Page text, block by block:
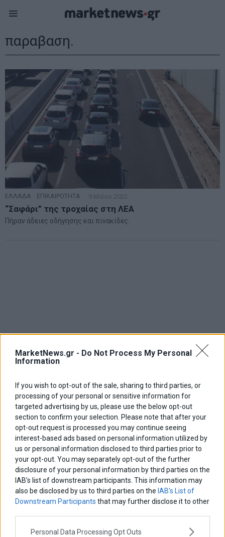
MarketNews.gr - Do Not Process My Personal
Information
If you wish to opt-out of the sale, sharing to third parties, or
processing of your personal or sensitive information for
targeted advertising by us, please use the below opt-out
section to confirm your selection. Please note that after your
opt-out request is processed you may continue seeing
interest-based ads based on personal information utilized by
us or personal information disclosed to third parties prior to
your opt-out. You may separately opt-out of the further
disclosure of your personal information by third parties on the
IAB’s list of downstream participants. This information may
also be disclosed by us to third parties on the IAB’s List of
Downstream Participants that may further disclose it to other
Personal Data Processing Opt Outs
παραβαση.
ΕΛΛΑΔΑ ΕΠΙΚΑΙΡΟΤΗΤΑ 9 Μαΐου 2022
“Σαφάρι” της τροχαίας στη ΛΕΑ
Πήραν άδειες οδήγησης και πινακίδες.
ΑΡΘΡΟΓΡΑΦΟΙ
Ελευθερία Κούρταλη
Οι «τιμωροί» των ομολόγων επέστρεψαν
Εύη Φραγκάκη
Η αληθινή παιδεία ξεκινά από την ψυχή…